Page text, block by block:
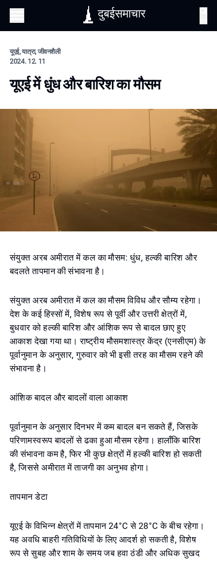
दुबईसमाचार
यूएई, यात्रा, जीवनशैली
2024. 12. 11
यूएई में धुंध और बारिश का मौसम
संयुक्त अरब अमीरात में कल का मौसम: धुंध, हल्की बारिश और
बदलते तापमान की संभावना है।
संयुक्त अरब अमीरात में कल का मौसम विविध और सौम्य रहेगा।
देश के कई हिस्सों में, विशेष रूप से पूर्वी और उत्तरी क्षेत्रों में,
बुधवार को हल्की बारिश और आंशिक रूप से बादल छाए हुए
आकाश देखा गया था। राष्ट्रीय मौसमशास्त्र केंद्र (एनसीएम) के
पूर्वानुमान के अनुसार, गुरुवार को भी इसी तरह का मौसम रहने की
संभावना है।
आंशिक बादल और बादलों वाला आकाश
पूर्वानुमान के अनुसार दिनभर में कम बादल बन सकते हैं, जिसके
परिणामस्वरूप बादलों से ढका हुआ मौसम रहेगा। हालाँकि बारिश
की संभावना कम है, फिर भी कुछ क्षेत्रों में हल्की बारिश हो सकती
है, जिससे अमीरात में ताजगी का अनुभव होगा।
तापमान डेटा
यूएई के विभिन्न क्षेत्रों में तापमान 24°C से 28°C के बीच रहेगा।
यह अवधि बाहरी गतिविधियों के लिए आदर्श हो सकती है, विशेष
रूप से सुबह और शाम के समय जब हवा ठंडी और अधिक सुखद